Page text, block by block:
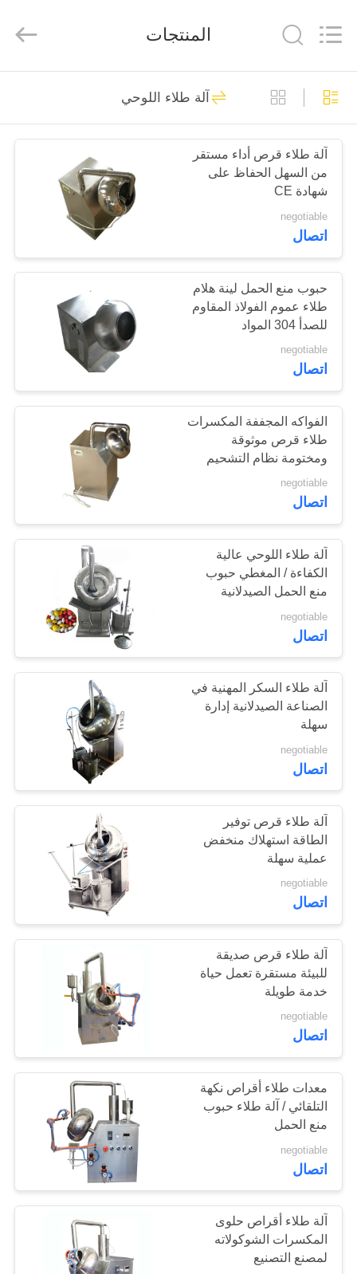
الصفحة
الرئيسية
منتجات
معلومات
جولة
المعمل
مراقبة
الجودة
اتصل
أخبار
حالات
اطلب
اقتباس
خريطة
الموقع
PRIVACY
POLICY
Machinery
Co.,
Ltd..
Reserved.
آلة الصحافة قرص
الروتاري
آلة الصحافة قرص
الأدوية
14
آلة الصحافة اللوحي
الملح
15
آلة ضغط أقراص
الكلور
15
آلة ضغط الكمبيوتر
اللوحي
19
آلة خلط الخلاط
24
آلة التحبيب اللوحي
22
المنتجات
آلة طلاء اللوحي
آلة طلاء قرص أداء مستقر
من السهل الحفاظ على
شهادة CE
negotiable
اتصال
حبوب منع الحمل لينة هلام
طلاء عموم الفولاذ المقاوم
للصدأ 304 المواد
negotiable
اتصال
الفواكه المجففة المكسرات
طلاء قرص موثوقة
ومختومة نظام التشحيم
negotiable
اتصال
آلة طلاء اللوحي عالية
الكفاءة / المغطي حبوب
منع الحمل الصيدلانية
negotiable
اتصال
آلة طلاء السكر المهنية في
الصناعة الصيدلانية إدارة
سهلة
negotiable
اتصال
آلة طلاء قرص توفير
الطاقة استهلاك منخفض
عملية سهلة
negotiable
اتصال
آلة طلاء قرص صديقة
للبيئة مستقرة تعمل حياة
خدمة طويلة
negotiable
اتصال
معدات طلاء أقراص نكهة
التلقائي / آلة طلاء حبوب
منع الحمل
negotiable
اتصال
آلة طلاء أقراص حلوى
المكسرات الشوكولاته
لمصنع التصنيع